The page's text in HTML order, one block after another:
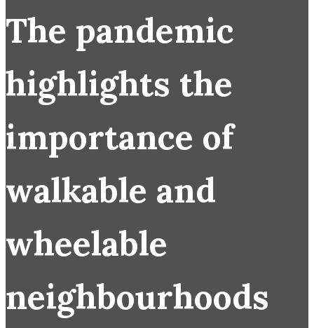
The pandemic
highlights the
importance of
walkable and
wheelable
neighbourhoods